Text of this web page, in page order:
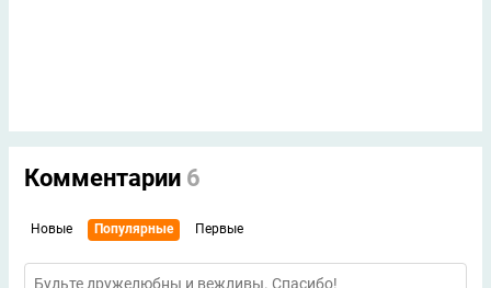
Комментарии 6
Новые Популярные Первые